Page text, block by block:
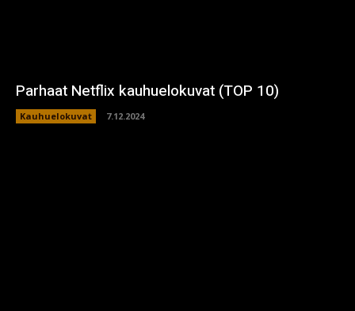
Parhaat Netflix kauhuelokuvat (TOP 10)
Kauhuelokuvat 7.12.2024